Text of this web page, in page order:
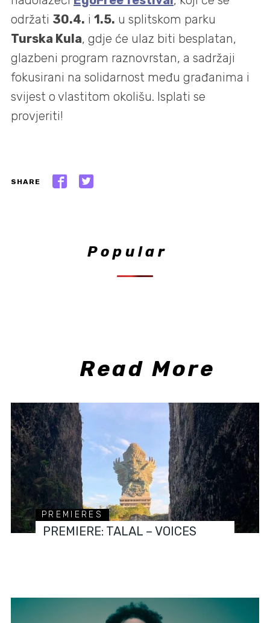
održati 30.4. i 1.5. u splitskom parku
Turska Kula, gdje će ulaz biti besplatan,
glazbeni program raznovrstan, a sadržaji
fokusirani na solidarnost među građanima i
svijest o vlastitom okolišu. Isplati se
provjeriti!
SHARE
Popular
Read More
PREMIERES
PREMIERE: TALAL – VOICES